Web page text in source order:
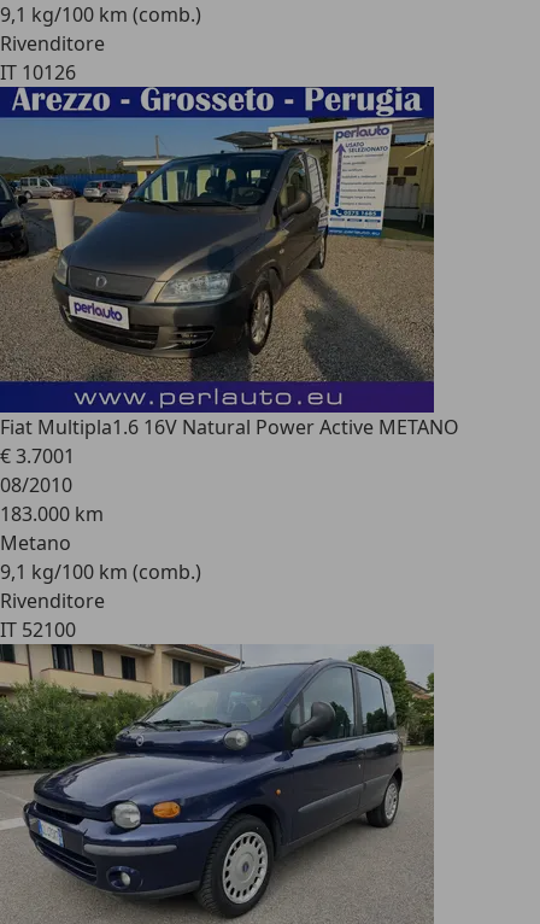
9,1 kg/100 km (comb.)
Rivenditore
IT 10126
Fiat Multipla1.6 16V Natural Power Active METANO
€ 3.7001
08/2010
183.000 km
Metano
9,1 kg/100 km (comb.)
Rivenditore
IT 52100